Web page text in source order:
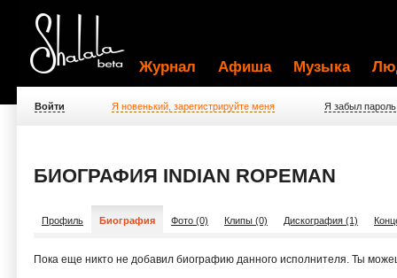
Журнал Афиша Музыка
Войти Я новенький, зарегистрируйте меня Я забыл пароль
БИОГРАФИЯ INDIAN ROPEMAN
Профиль Биография Фото (0) Клипы (0) Дискография (1)
Пока еще никто не добавил биографию данного исполнителя. Ты